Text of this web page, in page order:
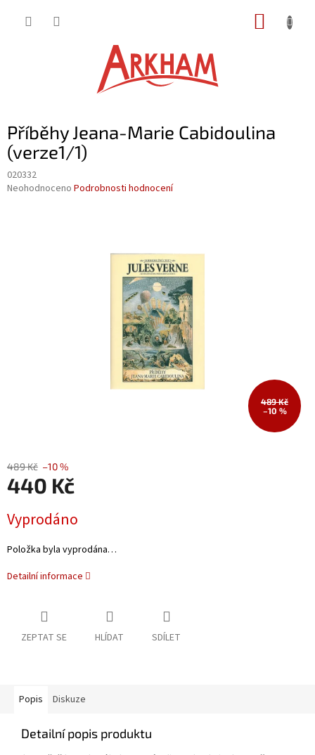
Příběhy Jeana-Marie Cabidoulina
(verze1/1)
020332
Průměrné
Neohodnoceno Podrobnosti hodnocení
489 Kč
–10 %
489 Kč –10 %
440 Kč
cena:
Vyprodáno
Položka byla vyprodána…
Detailní informace
ZEPTAT SE HLÍDAT SDÍLET
Popis Diskuze
Detailní popis produktu